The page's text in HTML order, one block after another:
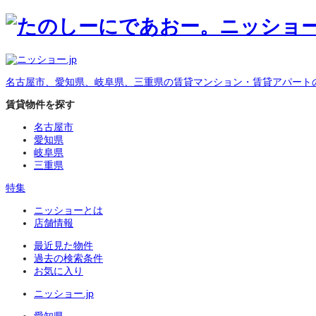
名古屋市、愛知県、岐阜県、三重県の賃貸マンション・賃貸アパート
賃貸物件を探す
名古屋市
愛知県
岐阜県
三重県
特集
ニッショーとは
店舗情報
最近見た物件
過去の検索条件
お気に入り
ニッショー.jp